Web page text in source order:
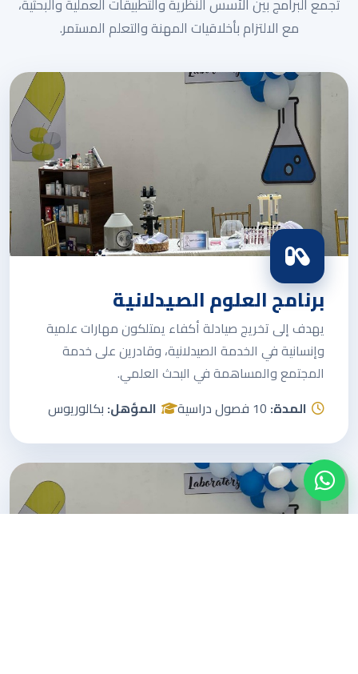
مع الالتزام بأخلاقيات المهنة والتعلم المستمر.
برنامج العلوم الصيدلانية
يهدف إلى تخريج صيادلة أكفاء يمتلكون مهارات علمية
وإنسانية في الخدمة الصيدلانية، وقادرين على خدمة
المجتمع والمساهمة في البحث العلمي.
المدة:10 فصول دراسية المؤهل:بكالوريوس